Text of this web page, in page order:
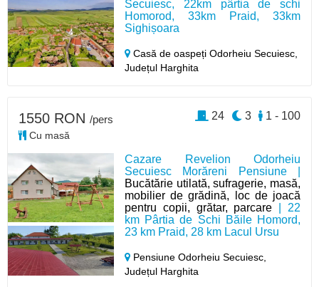
Secuiesc, 22km pârtia de schi
Homorod, 33km Praid, 33km
Sighișoara
Casă de oaspeți Odorheiu Secuiesc,
Județul Harghita
Cazare Revelion Odorheiu
Secuiesc Morăreni Pensiune |
Bucătărie utilată, sufragerie, masă,
mobilier de grădină, loc de joacă
pentru copii, grătar, parcare | 22
km Pârtia de Schi Băile Homord,
23 km Praid, 28 km Lacul Ursu
Pensiune Odorheiu Secuiesc,
Județul Harghita
1550 RON /pers
Cu masă
1 - 100
3
24